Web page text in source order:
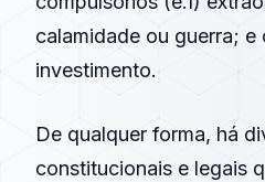
calamidade ou guerra; e
investimento.
De qualquer forma, há
constitucionais e legais